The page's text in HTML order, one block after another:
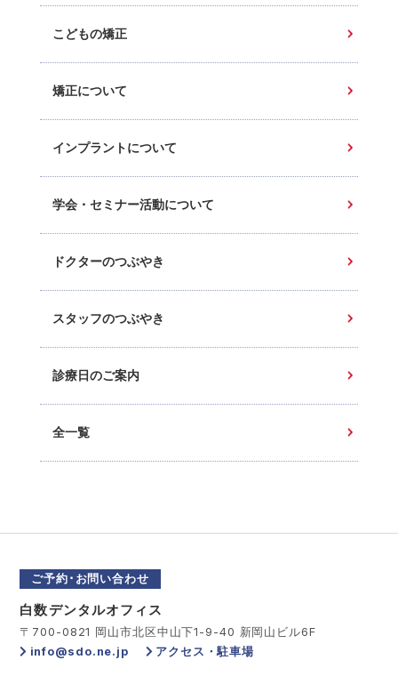
こどもの矯正
矯正について
インプラントについて
学会・セミナー活動について
ドクターのつぶやき
スタッフのつぶやき
診療日のご案内
全一覧
ご予約･お問い合わせ
白数デンタルオフィス
〒700-0821 岡山市北区中山下1-9-40 新岡山ビル6F
info@sdo.ne.jp
アクセス・駐車場